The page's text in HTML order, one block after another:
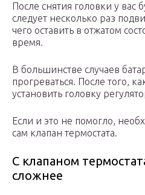
После снятия головки у вас
следует несколько раз
чего оставить в отжатом
время.
В большинстве случаев
прогреваться. После того,
установить головку
Если и это не помогло,
сам клапан термостата.
С клапаном
сложнее